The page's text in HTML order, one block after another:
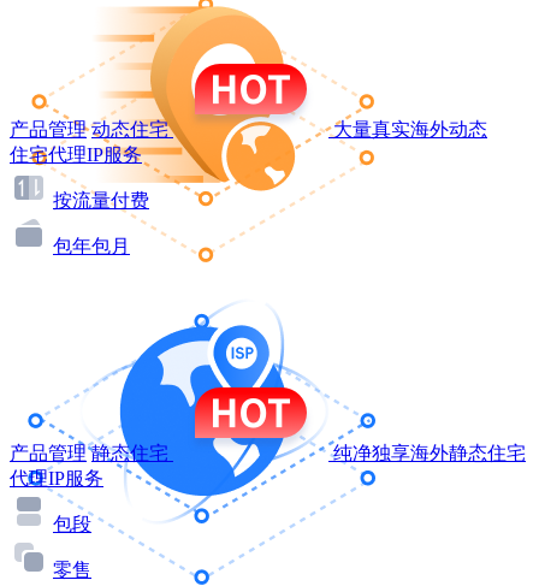
产品管理 动态住宅
大量真实海外动态
住宅代理IP服务
按流量付费
包年包月
产品管理 静态住宅
纯净独享海外静态住宅
代理IP服务
包段
零售